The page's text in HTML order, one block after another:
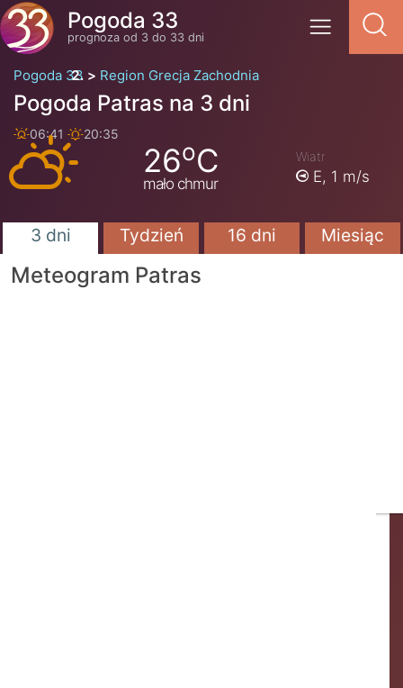
Pogoda 33
prognoza od 3 do 33 dni
Pogoda 33 Region Grecja Zachodnia
Pogoda Patras na 3 dni
06:41 20:35
26oC
mało chmur
Wiatr
E, 1 m/s
3 dni Tydzień 16 dni Miesiąc
Meteogram Patras